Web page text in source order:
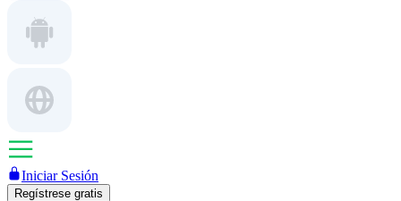
Iniciar Sesión
Regístrese gratis